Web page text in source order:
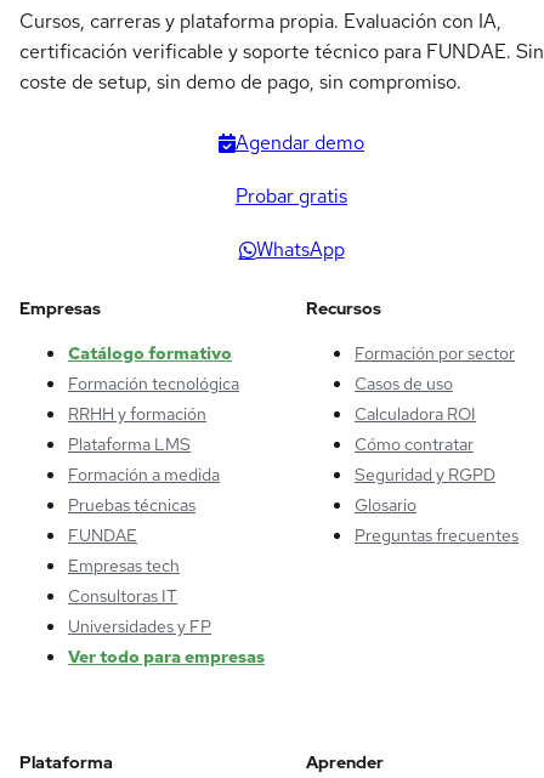
Cursos, carreras y plataforma propia. Evaluación con IA,
certificación verificable y soporte técnico para FUNDAE. Sin
coste de setup, sin demo de pago, sin compromiso.
Agendar demo
Probar gratis
WhatsApp
Empresas
Catálogo formativo
Formación tecnológica
RRHH y formación
Plataforma LMS
Formación a medida
Pruebas técnicas
FUNDAE
Empresas tech
Consultoras IT
Universidades y FP
Ver todo para empresas
Recursos
Formación por sector
Casos de uso
Calculadora ROI
Cómo contratar
Seguridad y RGPD
Glosario
Preguntas frecuentes
Plataforma Aprender